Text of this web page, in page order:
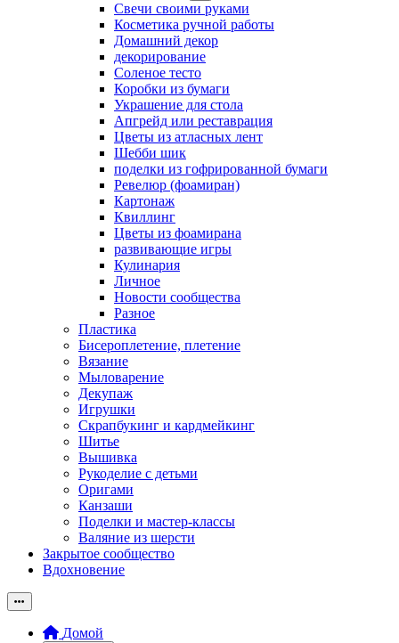
Свечи своими руками
Косметика ручной работы
Домашний декор
декорирование
Соленое тесто
Коробки из бумаги
Украшение для стола
Апгрейд или реставрация
Цветы из атласных лент
Шебби шик
поделки из гофрированной бумаги
Ревелюр (фоамиран)
Картонаж
Квиллинг
Цветы из фоамирана
развивающие игры
Кулинария
Личное
Новости сообщества
Разное
Пластика
Бисероплетение, плетение
Вязание
Мыловарение
Декупаж
Игрушки
Скрапбукинг и кардмейкинг
Шитье
Вышивка
Рукоделие с детьми
Оригами
Канзаши
Поделки и мастер-классы
Валяние из шерсти
Закрытое сообщество
Вдохновение
Домой